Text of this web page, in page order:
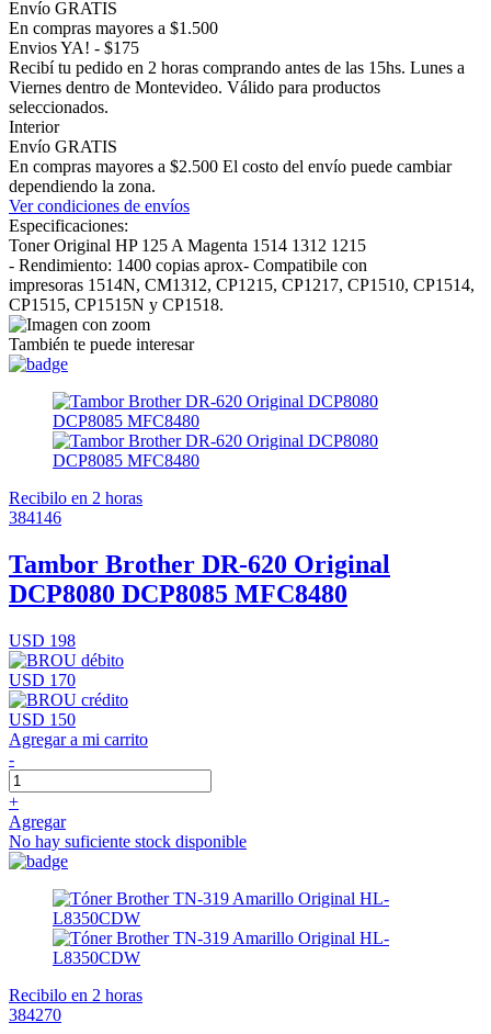
Envío GRATIS
En compras mayores a $1.500
Envios YA! - $175
Recibí tu pedido en 2 horas comprando antes de las 15hs. Lunes a
Viernes dentro de Montevideo. Válido para productos
seleccionados.
Interior
Envío GRATIS
En compras mayores a $2.500 El costo del envío puede cambiar
dependiendo la zona.
Ver condiciones de envíos
Especificaciones:
Toner Original HP 125 A Magenta 1514 1312 1215
- Rendimiento: 1400 copias aprox- Compatibile con
impresoras 1514N, CM1312, CP1215, CP1217, CP1510, CP1514,
CP1515, CP1515N y CP1518.
También te puede interesar
Recibilo en 2 horas
384146
Tambor Brother DR-620 Original
DCP8080 DCP8085 MFC8480
USD 198
USD 170
USD 150
Agregar a mi carrito
-
+
Agregar
No hay suficiente stock disponible
Recibilo en 2 horas
384270